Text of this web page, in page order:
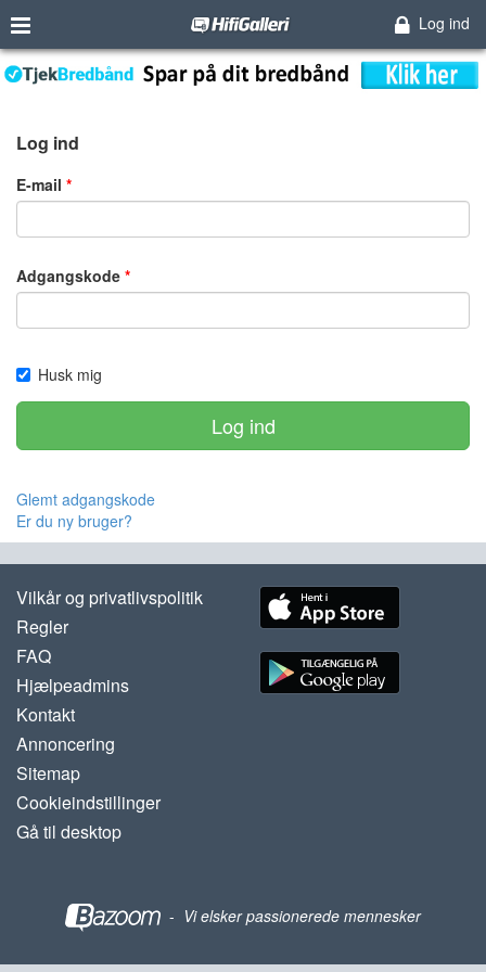
Log ind
Log ind
E-mail
Adgangskode
Husk mig
Log ind
Glemt adgangskode
Er du ny bruger?
Vilkår og privatlivspolitik
Regler
FAQ
Hjælpeadmins
Kontakt
Annoncering
Sitemap
Cookieindstillinger
Gå til desktop
- Vi elsker passionerede mennesker